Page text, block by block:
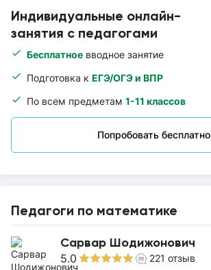
Индивидуальные онлайн-
занятия с педагогами
Бесплатное вводное занятие
Подготовка к ЕГЭ/ОГЭ и ВПР
По всем предметам 1-11 классов
Попробовать бесплатно
Педагоги по математике
Сарвар Шодижонович
5.0 221 отзыв